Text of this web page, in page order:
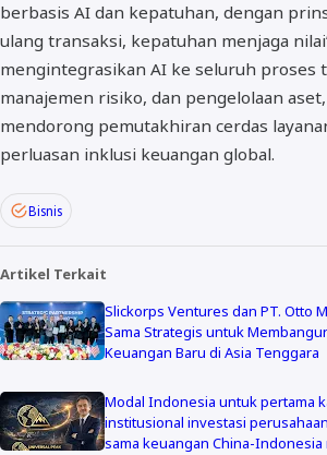
berbasis AI dan kepatuhan, dengan
ulang transaksi, kepatuhan menjaga
mengintegrasikan AI ke seluruh proses
manajemen risiko, dan pengelolaan
mendorong pemutakhiran cerdas
perluasan inklusi keuangan global.
Bisnis
Artikel Terkait
Slickorps Ventures dan PT. Otto
Sama Strategis untuk
Keuangan Baru di Asia Tenggara
Modal Indonesia untuk pertama
institusional investasi
sama keuangan China-